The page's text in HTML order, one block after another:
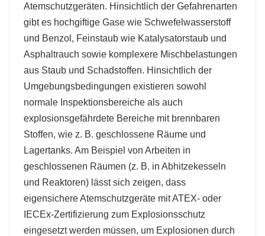
Atemschutzgeräten. Hinsichtlich der Gefahrenarten
gibt es hochgiftige Gase wie Schwefelwasserstoff
und Benzol, Feinstaub wie Katalysatorstaub und
Asphaltrauch sowie komplexere Mischbelastungen
aus Staub und Schadstoffen. Hinsichtlich der
Umgebungsbedingungen existieren sowohl
normale Inspektionsbereiche als auch
explosionsgefährdete Bereiche mit brennbaren
Stoffen, wie z. B. geschlossene Räume und
Lagertanks. Am Beispiel von Arbeiten in
geschlossenen Räumen (z. B. in Abhitzekesseln
und Reaktoren) lässt sich zeigen, dass
eigensichere Atemschutzgeräte mit ATEX- oder
IECEx-Zertifizierung zum Explosionsschutz
eingesetzt werden müssen, um Explosionen durch